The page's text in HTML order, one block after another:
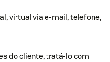
virtual via e-mail, telefone,
do cliente, tratá-lo com